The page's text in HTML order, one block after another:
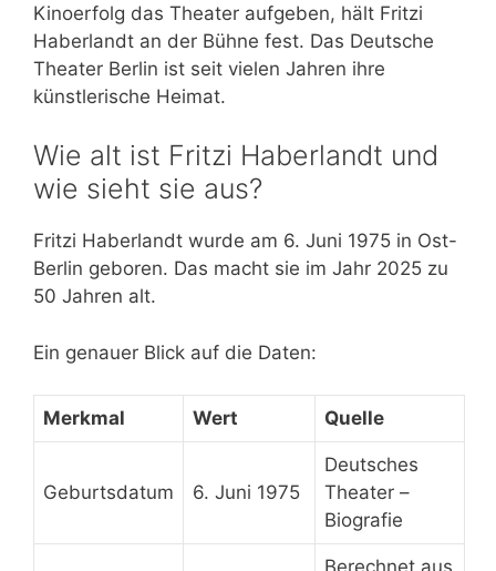
Kinoerfolg das Theater aufgeben, hält Fritzi
Haberlandt an der Bühne fest. Das Deutsche
Theater Berlin ist seit vielen Jahren ihre
künstlerische Heimat.
Wie alt ist Fritzi Haberlandt und
wie sieht sie aus?
Fritzi Haberlandt wurde am 6. Juni 1975 in Ost-
Berlin geboren. Das macht sie im Jahr 2025 zu
50 Jahren alt.
Ein genauer Blick auf die Daten:
Merkmal Wert Quelle
Geburtsdatum 6. Juni 1975
Deutsches
Theater –
Biografie